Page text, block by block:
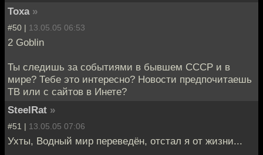
Toxa »
#50 | 13.05.05 06:53
2 Goblin
Ты следишь за событиями в бывшем СССР и в
мире? Тебе это интересно? Новости предпочитаешь
ТВ или с сайтов в Инете?
SteelRat »
#51 | 13.05.05 07:06
Ухты, Водный мир переведён, отстал я от жизни...